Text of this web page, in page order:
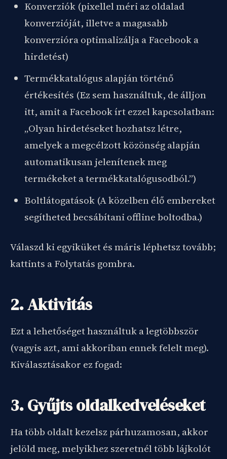
Konverziók (pixellel méri az oldalad
konverzióját, illetve a magasabb
konverzióra optimalizálja a Facebook a
hirdetést)
Termékkatalógus alapján történő
értékesítés (Ez sem használtuk, de álljon
itt, amit a Facebook írt ezzel kapcsolatban:
„Olyan hirdetéseket hozhatsz létre,
amelyek a megcélzott közönség alapján
automatikusan jelenítenek meg
termékeket a termékkatalógusodból.”)
Boltlátogatások (A közelben élő embereket
segítheted becsábítani offline boltodba.)
Válaszd ki egyiküket és máris léphetsz tovább;
kattints a Folytatás gombra.
2. Aktivitás
Ezt a lehetőséget használtuk a legtöbbször
(vagyis azt, ami akkoriban ennek felelt meg).
Kiválasztásakor ez fogad:
3. Gyűjts oldalkedveléseket
Ha több oldalt kezelsz párhuzamosan, akkor
jelöld meg, melyikhez szeretnél több lájkolót